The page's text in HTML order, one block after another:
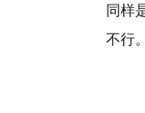
同样
不行。